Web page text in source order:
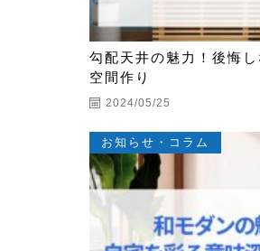
勾配天井の魅力！後悔
空間作り
2024/05/25
お知らせ・コラム